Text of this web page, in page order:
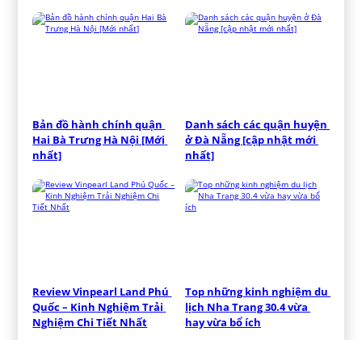
Bản đồ hành chính quận
Hai Bà Trưng Hà Nội [Mới
nhất]
Danh sách các quận huyện
ở Đà Nẵng [cập nhật mới
nhất]
Review Vinpearl Land Phú
Quốc – Kinh Nghiệm Trải
Nghiệm Chi Tiết Nhất
Top những kinh nghiệm du
lịch Nha Trang 30.4 vừa
hay vừa bổ ích